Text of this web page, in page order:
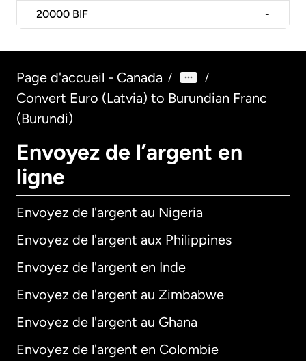
20000 BIF -
Page d'accueil - Canada / /
Convert Euro (Latvia) to Burundian Franc
(Burundi)
Envoyez de l’argent en
ligne
Envoyez de l'argent au Nigeria
Envoyez de l'argent aux Philippines
Envoyez de l'argent en Inde
Envoyez de l'argent au Zimbabwe
Envoyez de l'argent au Ghana
Envoyez de l'argent en Colombie